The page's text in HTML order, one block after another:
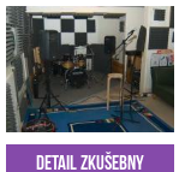
Detail zkušebny